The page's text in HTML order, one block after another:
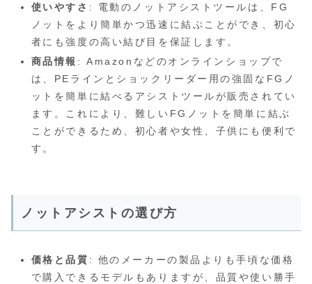
使いやすさ : 電動のノットアシストツールは、FG
ノットをより簡単かつ迅速に結ぶことができ、初心
者にも強度の高い結び目を保証します。
商品情報 : Amazonなどのオンラインショップで
は、PEラインとショックリーダー用の強固なFGノ
ットを簡単に結べるアシストツールが販売されてい
ます。これにより、難しいFGノットを簡単に結ぶ
ことができるため、初心者や女性、子供にも便利で
す。
ノットアシストの選び方
価格と品質 : 他のメーカーの製品よりも手頃な価格
で購入できるモデルもありますが、品質や使い勝手